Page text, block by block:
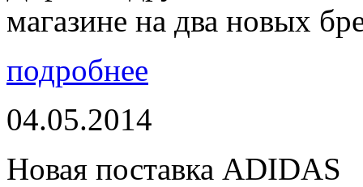
магазине на два новых
подробнее
04.05.2014
Новая поставка ADIDAS